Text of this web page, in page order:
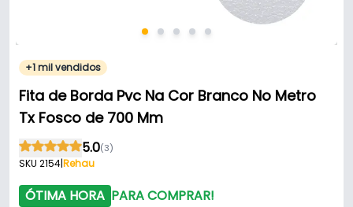
+1 mil vendidos
Fita de Borda Pvc Na Cor Branco No Metro
Tx Fosco de 700 Mm
5.0(3)
SKU 2154|Rehau
ÓTIMA HORA PARA COMPRAR!